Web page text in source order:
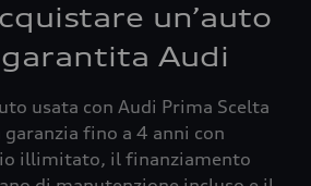
un’auto
Audi
usata con Audi Prima Scelta
garanzia fino a 4 anni con
illimitato, il finanziamento